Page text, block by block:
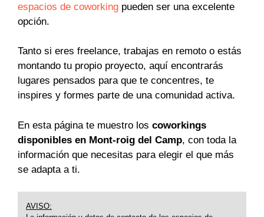
espacios de coworking pueden ser una excelente
opción.
Tanto si eres freelance, trabajas en remoto o estás
montando tu propio proyecto, aquí encontrarás
lugares pensados para que te concentres, te
inspires y formes parte de una comunidad activa.
En esta página te muestro los coworkings
disponibles en Mont-roig del Camp, con toda la
información que necesitas para elegir el que más
se adapta a ti.
AVISO: